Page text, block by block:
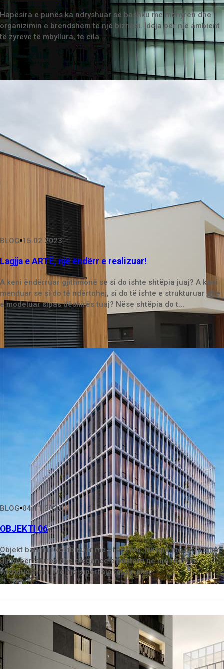
Hapësira e punës ka ndryshuar së bashku me mënyrën dhe
organizimin e brendshëm të një biznesi. Ideja për një ambient
të zyreve të mbyllura, të cila...
BLOG 15.02.2023
Lagjja e ARTË, një ëndërr e realizuar!
A keni ëndërruar gjithmonë se si do ishte shtëpia juaj? A keni
menduar se si do të ndërtohej, si do të ishte e strukturuar dhe
e modeluar sipas dëshirës tuaj? Nëse shtëpia do t...
BLOG 04.11.2022
OBJEKTI 06
Objekt banimi i kombinuar me afarizëm, mirëpo me një trajtim
gjithëpërfshirës dhe elegance e pastërti në një ritëm të
vazhdueshëm. Me një sipërfaja totale prej ...